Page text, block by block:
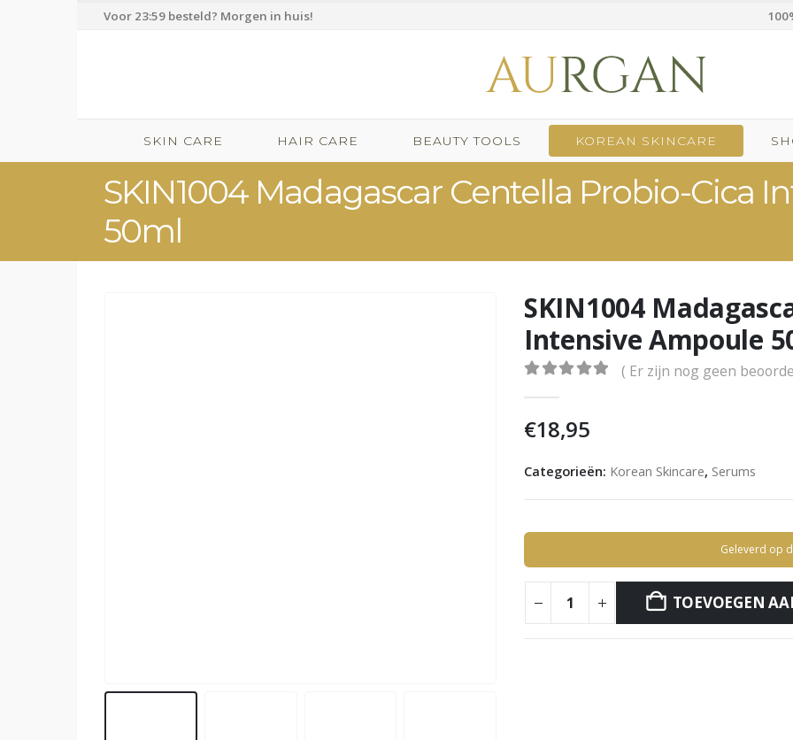
Voor 23:59 besteld? Morgen in huis!
SKIN CARE HAIR CARE BEAUTY TOOLS KOREAN SKINCARE
SKIN1004 Madagascar Centella Probio-Cica
50ml
SKIN1004
Intensive Ampoule
( Er zijn nog geen
€18,95
Categorieën: Korean Skincare, Serums
Geleverd op
TOEVOEGEN